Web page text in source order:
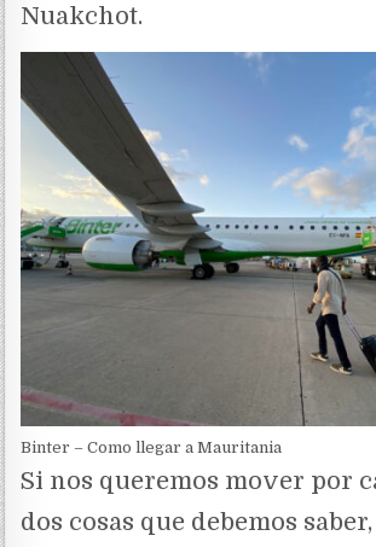
Nuakchot.
Binter – Como llegar a Mauritania
Si nos queremos mover por
dos cosas que debemos